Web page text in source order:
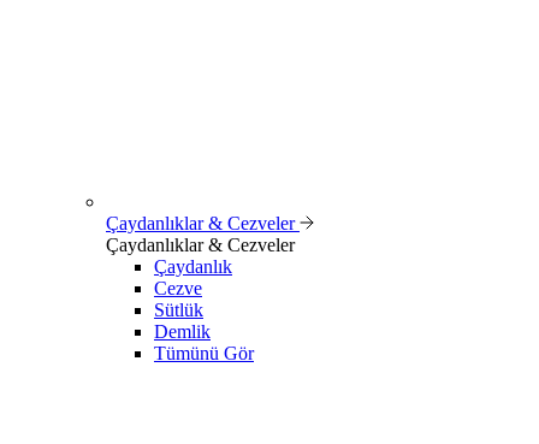
Çaydanlıklar & Cezveler
Çaydanlıklar & Cezveler
Çaydanlık
Cezve
Sütlük
Demlik
Tümünü Gör